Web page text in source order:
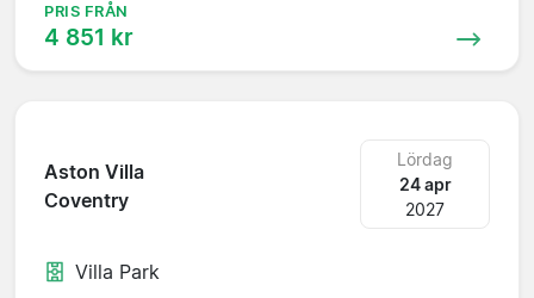
PRIS FRÅN
4 851 kr
Aston Villa
Coventry
Lördag
24 apr
2027
Villa Park